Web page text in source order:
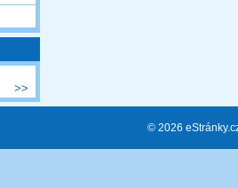
>>
© 2026